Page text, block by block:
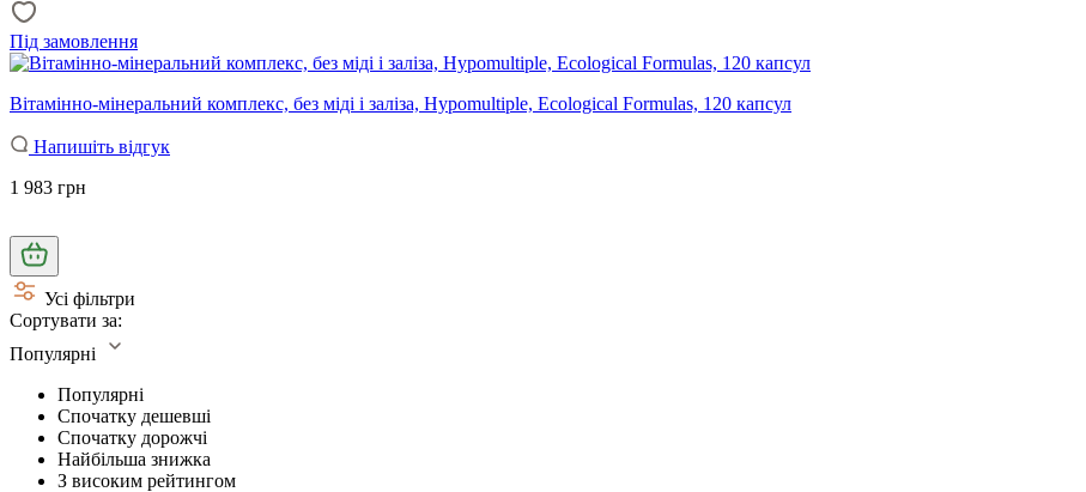
Під замовлення
Вітамінно-мінеральний комплекс, без міді і заліза, Hypomultiple, Ecological Formulas, 120 капсул
Напишіть відгук
1 983 грн
Усі фільтри
Сортувати за:
Популярні
Популярні
Спочатку дешевші
Спочатку дорожчі
Найбільша знижка
З високим рейтингом